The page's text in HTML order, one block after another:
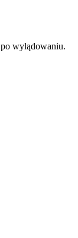
wylądowaniu.